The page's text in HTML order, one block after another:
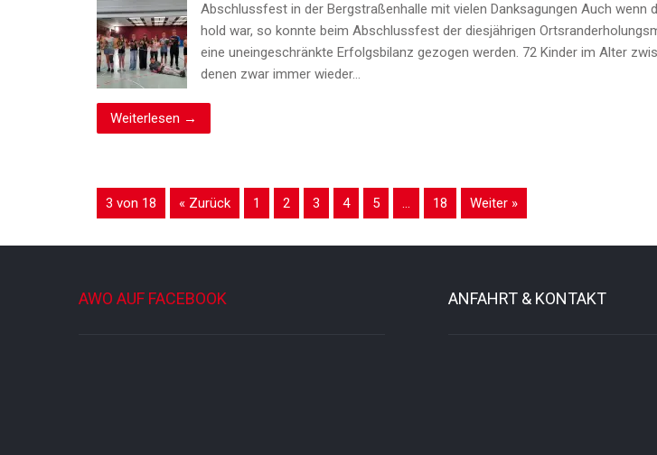
Abschlussfest in der Bergstraßenhalle mit vielen Danksagungen Auch
hold war, so konnte beim Abschlussfest der diesjährigen
eine uneingeschränkte Erfolgsbilanz gezogen werden. 72 Kinder im Alter
denen zwar immer wieder…
Weiterlesen →
3 von 18 « Zurück 1 2 3 4 5 … 18 Weiter »
AWO AUF FACEBOOK ANFAHRT & KONTAKT